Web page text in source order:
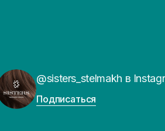
@sisters_stelmakh в
Подписаться